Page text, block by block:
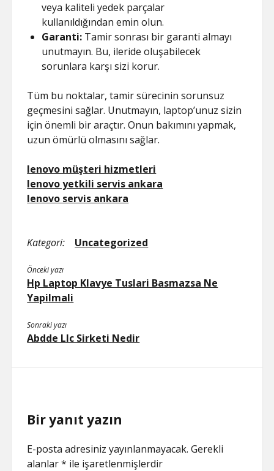
veya kaliteli yedek parçalar
kullanıldığından emin olun.
Garanti: Tamir sonrası bir garanti almayı
unutmayın. Bu, ileride oluşabilecek
sorunlara karşı sizi korur.
Tüm bu noktalar, tamir sürecinin sorunsuz
geçmesini sağlar. Unutmayın, laptop’unuz sizin
için önemli bir araçtır. Onun bakımını yapmak,
uzun ömürlü olmasını sağlar.
lenovo müşteri hizmetleri
lenovo yetkili servis ankara
lenovo servis ankara
Kategori: Uncategorized
Önceki yazı
Hp Laptop Klavye Tuslari Basmazsa Ne
Yapilmali
Sonraki yazı
Abdde Llc Sirketi Nedir
Bir yanıt yazın
E-posta adresiniz yayınlanmayacak. Gerekli
alanlar* ile işaretlenmişlerdir